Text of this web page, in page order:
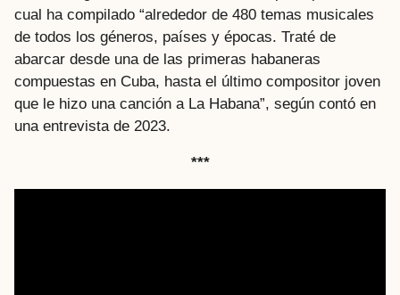
cual ha compilado “alrededor de 480 temas musicales
de todos los géneros, países y épocas. Traté de
abarcar desde una de las primeras habaneras
compuestas en Cuba, hasta el último compositor joven
que le hizo una canción a La Habana”, según contó en
una entrevista de 2023.
***